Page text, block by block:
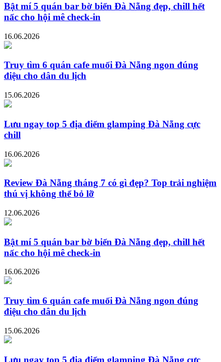
Bật mí 5 quán bar bờ biển Đà Nẵng đẹp, chill hết
nấc cho hội mê check-in
16.06.2026
Truy tìm 6 quán cafe muối Đà Nẵng ngon đúng
điệu cho dân du lịch
15.06.2026
Lưu ngay top 5 địa điểm glamping Đà Nẵng cực
chill
16.06.2026
Review Đà Nẵng tháng 7 có gì đẹp? Top trải nghiệm
thú vị không thể bỏ lỡ
12.06.2026
Bật mí 5 quán bar bờ biển Đà Nẵng đẹp, chill hết
nấc cho hội mê check-in
16.06.2026
Truy tìm 6 quán cafe muối Đà Nẵng ngon đúng
điệu cho dân du lịch
15.06.2026
Lưu ngay top 5 địa điểm glamping Đà Nẵng cực